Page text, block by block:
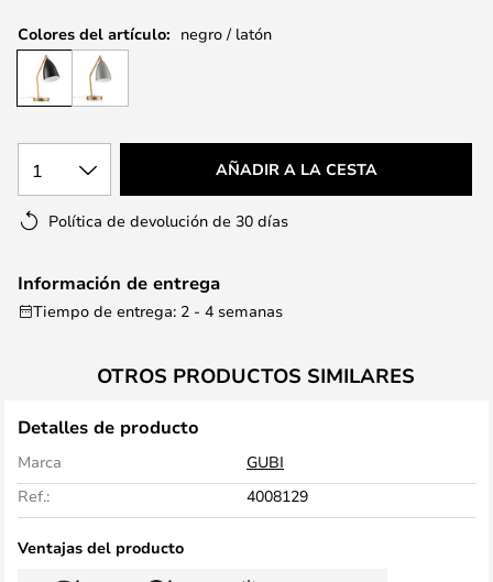
Colores del artículo: negro / latón
1 AÑADIR A LA CESTA
Política de devolución de 30 días
Información de entrega
Tiempo de entrega: 2 - 4 semanas
OTROS PRODUCTOS SIMILARES
Detalles de producto
Marca
GUBI
Ref.:
4008129
Ventajas del producto